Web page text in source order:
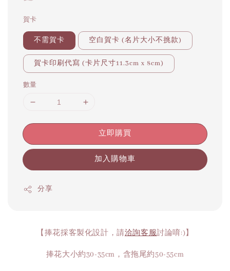
賀卡
不需賀卡 空白賀卡 (名片大小不挑款)
賀卡印刷代寫 (卡片尺寸11.3cm x 8cm)
數量
立即購買
加入購物車
分享
【捧花採客製化設計，請洽詢客服討論唷:)】
捧花大小約30-35cm，含拖尾約50-55cm